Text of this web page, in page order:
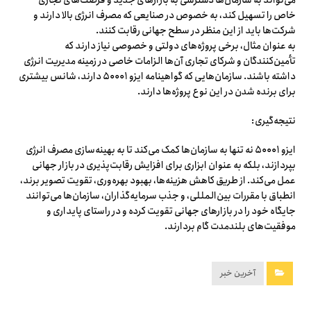
خاص را تسهیل کند، به خصوص در صنایعی که مصرف انرژی بالا دارند و
شرکت‌ها باید از این منظر در سطح جهانی رقابت کنند.
به عنوان مثال، برخی پروژه‌های دولتی و خصوصی نیاز دارند که
تأمین‌کنندگان و شرکای تجاری آن‌ها الزامات خاصی در زمینه مدیریت انرژی
داشته باشند. سازمان‌هایی که گواهینامه ایزو ۵۰۰۰۱ دارند، شانس بیشتری
برای برنده شدن در این نوع پروژه‌ها دارند.
نتیجه‌گیری:
ایزو ۵۰۰۰۱ نه تنها به سازمان‌ها کمک می‌کند تا به بهینه‌سازی مصرف انرژی
بپردازند، بلکه به عنوان ابزاری برای افزایش رقابت‌پذیری در بازار جهانی
عمل می‌کند. از طریق کاهش هزینه‌ها، بهبود بهره‌وری، تقویت تصویر برند،
انطباق با مقررات بین‌المللی، و جذب سرمایه‌گذاران، سازمان‌ها می‌توانند
جایگاه خود را در بازارهای جهانی تقویت کرده و در راستای پایداری و
موفقیت‌های بلندمدت گام بردارند.
آخرین خبر